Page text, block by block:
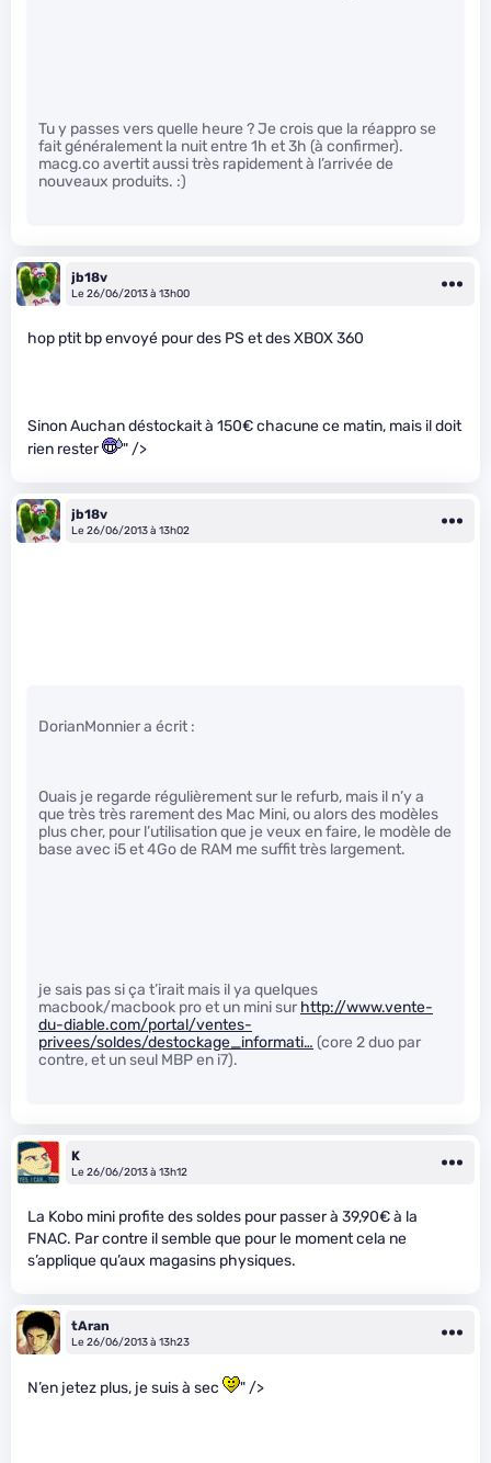
Tu y passes vers quelle heure ? Je crois que la réappro se
fait généralement la nuit entre 1h et 3h (à confirmer).
macg.co avertit aussi très rapidement à l’arrivée de
nouveaux produits. :)
jb18v
Le 26/06/2013 à 13h00
hop ptit bp envoyé pour des PS et des XBOX 360
Sinon Auchan déstockait à 150€ chacune ce matin, mais il doit
rien rester
" />
jb18v
Le 26/06/2013 à 13h02
DorianMonnier a écrit :
Ouais je regarde régulièrement sur le refurb, mais il n’y a
que très très rarement des Mac Mini, ou alors des modèles
plus cher, pour l’utilisation que je veux en faire, le modèle de
base avec i5 et 4Go de RAM me suffit très largement.
je sais pas si ça t’irait mais il ya quelques
macbook/macbook pro et un mini sur http://www.vente-
du-diable.com/portal/ventes-
privees/soldes/destockage_informati… (core 2 duo par
contre, et un seul MBP en i7).
K
Le 26/06/2013 à 13h12
La Kobo mini profite des soldes pour passer à 39,90€ à la
FNAC. Par contre il semble que pour le moment cela ne
s’applique qu’aux magasins physiques.
tAran
Le 26/06/2013 à 13h23
N’en jetez plus, je suis à sec " />